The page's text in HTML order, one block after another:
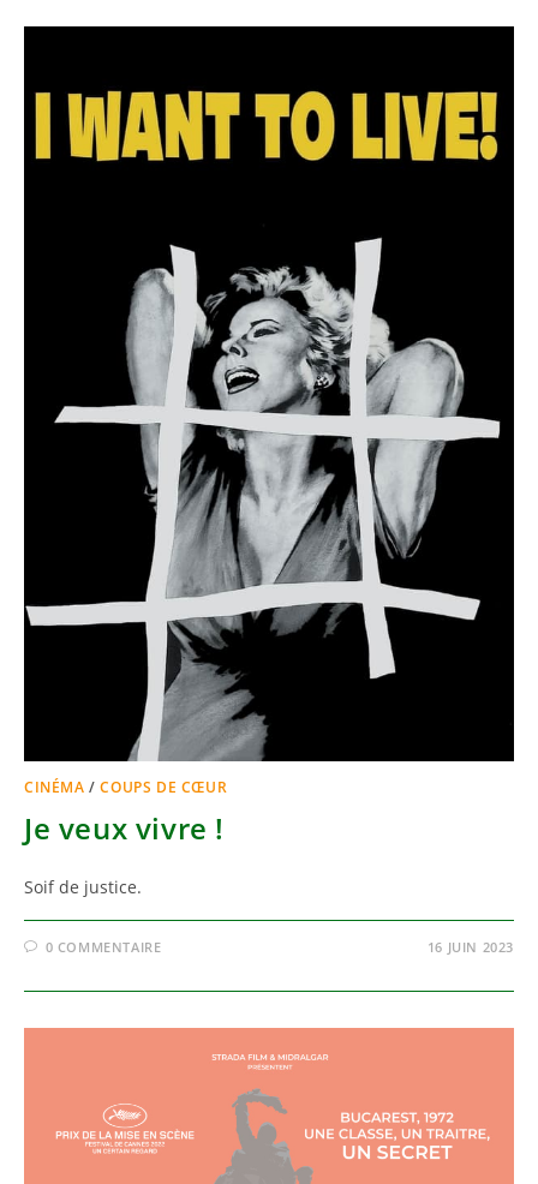
CINÉMA /COUPS DE CŒUR
Je veux vivre !
Soif de justice.
0 COMMENTAIRE 16 JUIN 2023